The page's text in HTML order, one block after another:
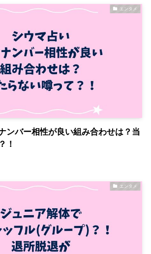
エンタメ
ンバー相性が良い組み合わせは？当
！
エンタメ